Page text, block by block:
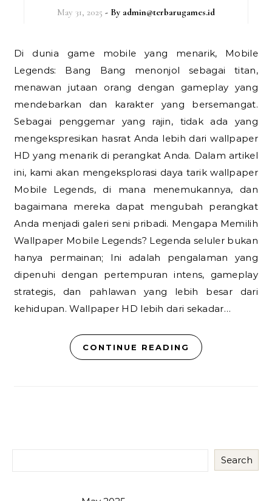
May 31, 2025 - By admin@terbarugames.id
Di dunia game mobile yang menarik, Mobile
Legends: Bang Bang menonjol sebagai titan,
menawan jutaan orang dengan gameplay yang
mendebarkan dan karakter yang bersemangat.
Sebagai penggemar yang rajin, tidak ada yang
mengekspresikan hasrat Anda lebih dari wallpaper
HD yang menarik di perangkat Anda. Dalam artikel
ini, kami akan mengeksplorasi daya tarik wallpaper
Mobile Legends, di mana menemukannya, dan
bagaimana mereka dapat mengubah perangkat
Anda menjadi galeri seni pribadi. Mengapa Memilih
Wallpaper Mobile Legends? Legenda seluler bukan
hanya permainan; Ini adalah pengalaman yang
dipenuhi dengan pertempuran intens, gameplay
strategis, dan pahlawan yang lebih besar dari
kehidupan. Wallpaper HD lebih dari sekadar…
CONTINUE READING
Search